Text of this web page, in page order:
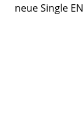
neue Single